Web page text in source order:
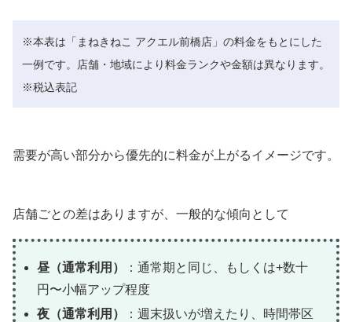
※本表は「まねきねこ アクエル前橋店」の料金をもとにした
一例です。店舗・地域により料金ランクや金額は異なります。
※税込表記
需要が高い部分から優先的に料金が上がるイメージです。
店舗ごとの差はありますが、一般的な傾向として
昼（通常利用）
：通常期と同じ、もしくは+数十
円〜小幅アップ程度
夜（通常利用）
：週末扱いが増えたり、時間帯区